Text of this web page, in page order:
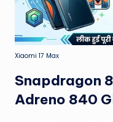
Xiaomi 17 Max
Snapdragon
Adreno 840